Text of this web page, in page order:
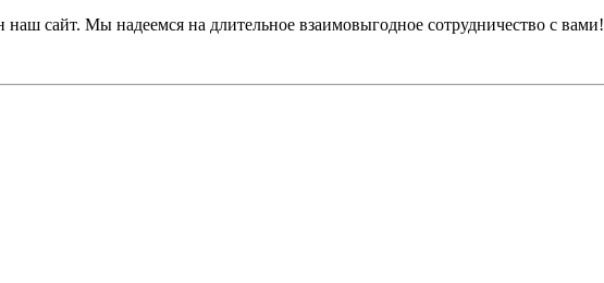
сайт. Мы надеемся на длительное взаимовыгодное сотрудничество с вами!